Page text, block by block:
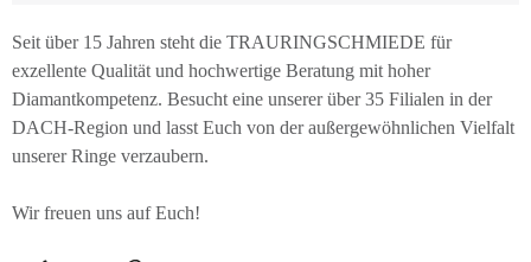
Seit über 15 Jahren steht die TRAURINGSCHMIEDE für
exzellente Qualität und hochwertige Beratung mit hoher
Diamantkompetenz. Besucht eine unserer über 35 Filialen in der
DACH-Region und lasst Euch von der außergewöhnlichen Vielfalt
unserer Ringe verzaubern.
Wir freuen uns auf Euch!